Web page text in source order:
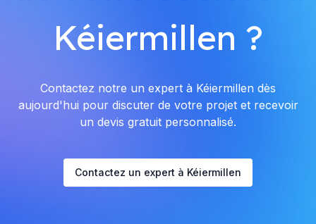
Kéiermillen ?
Contactez notre un expert à Kéiermillen dès
aujourd'hui pour discuter de votre projet et recevoir
un devis gratuit personnalisé.
Contactez un expert à Kéiermillen